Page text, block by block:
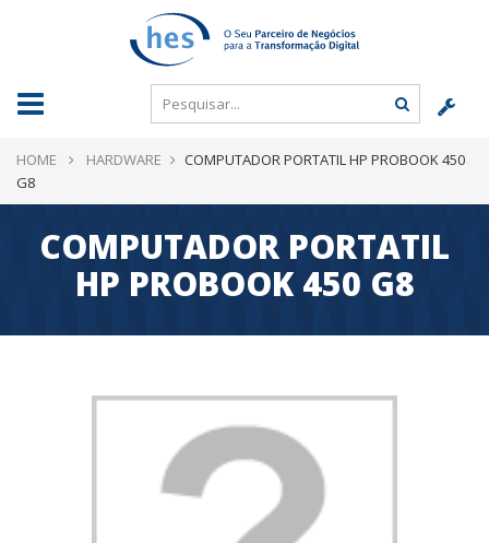
HOME HARDWARE
COMPUTADOR PORTATIL HP PROBOOK 450
G8
COMPUTADOR PORTATIL
HP PROBOOK 450 G8